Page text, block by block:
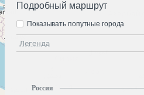
Подробный маршрут
Легенда
Показывать попутные города
Россия